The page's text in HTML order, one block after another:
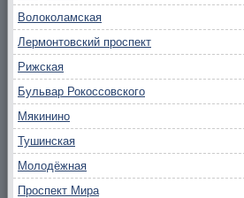
Волоколамская
Лермонтовский проспект
Рижская
Бульвар Рокоссовского
Мякинино
Тушинская
Молодёжная
Проспект Мира